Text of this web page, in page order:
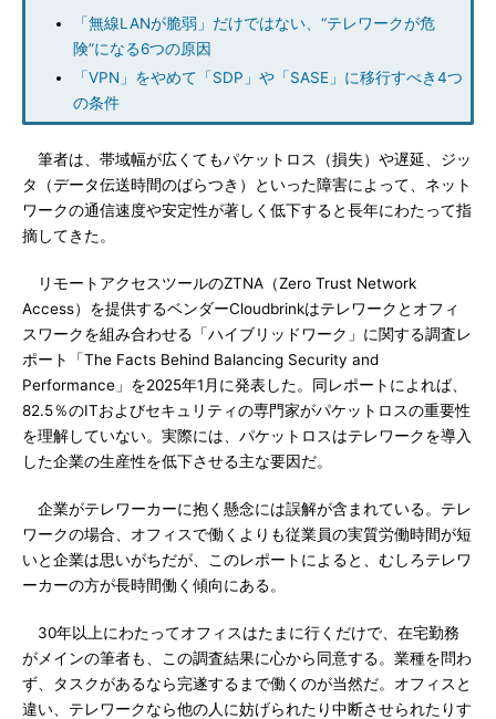
「無線LANが脆弱」だけではない、“テレワークが危
険”になる6つの原因
「VPN」をやめて「SDP」や「SASE」に移行すべき4つ
の条件
筆者は、帯域幅が広くてもパケットロス（損失）や遅延、ジッ
タ（データ伝送時間のばらつき）といった障害によって、ネット
ワークの通信速度や安定性が著しく低下すると長年にわたって指
摘してきた。
リモートアクセスツールのZTNA（Zero Trust Network
Access）を提供するベンダーCloudbrinkはテレワークとオフィ
スワークを組み合わせる「ハイブリッドワーク」に関する調査レ
ポート「The Facts Behind Balancing Security and
Performance」を2025年1月に発表した。同レポートによれば、
82.5％のITおよびセキュリティの専門家がパケットロスの重要性
を理解していない。実際には、パケットロスはテレワークを導入
した企業の生産性を低下させる主な要因だ。
企業がテレワーカーに抱く懸念には誤解が含まれている。テレ
ワークの場合、オフィスで働くよりも従業員の実質労働時間が短
いと企業は思いがちだが、このレポートによると、むしろテレワ
ーカーの方が長時間働く傾向にある。
30年以上にわたってオフィスはたまに行くだけで、在宅勤務
がメインの筆者も、この調査結果に心から同意する。業種を問わ
ず、タスクがあるなら完遂するまで働くのが当然だ。オフィスと
違い、テレワークなら他の人に妨げられたり中断させられたりす